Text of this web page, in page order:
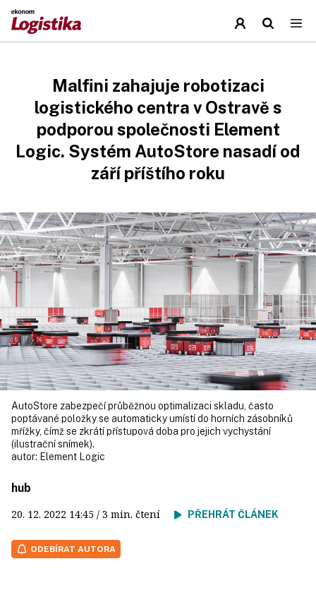
Malfini zahajuje robotizaci
logistického centra v Ostravě s
podporou společnosti Element
Logic. Systém AutoStore nasadí od
září příštího roku
AutoStore zabezpečí průběžnou optimalizaci skladu, často
poptávané položky se automaticky umístí do horních zásobníků
mřížky, čímž se zkrátí přístupová doba pro jejich vychystání
(ilustrační snímek).
autor: Element Logic
hub
20. 12. 2022 14:45 / 3 min. čtení PŘEHRÁT ČLÁNEK
ODEBÍRAT AUTORA